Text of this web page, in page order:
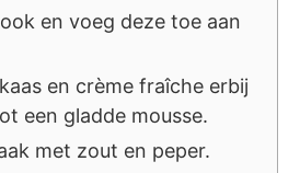
en voeg deze toe aan
en crème fraîche erbij
een gladde mousse.
met zout en peper.